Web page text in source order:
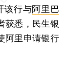
该行与阿里巴
获悉，民生银
阿里申请银行